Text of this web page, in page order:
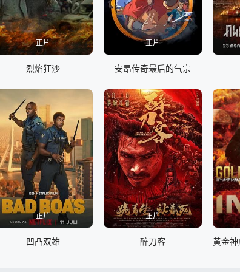
正片
烈焰狂沙
正片
安昂传奇最后的气宗
正片
凹凸双雄
正片
醉刀客